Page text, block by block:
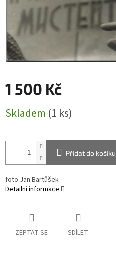
1 500 Kč
cena:
Skladem (1 ks)
Přidat do košíku
foto Jan Bartůšek
Detailní informace
ZEPTAT SE SDÍLET